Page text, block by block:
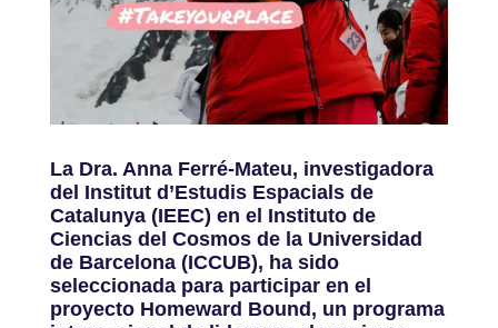
La Dra. Anna Ferré-Mateu, investigadora
del Institut d’Estudis Espacials de
Catalunya (IEEC) en el Instituto de
Ciencias del Cosmos de la Universidad
de Barcelona (ICCUB), ha sido
seleccionada para participar en el
proyecto Homeward Bound, un programa